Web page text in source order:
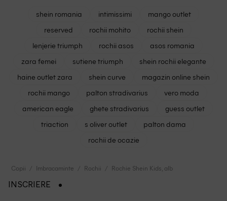
shein romania intimissimi
mango outlet
reserved
rochii mohito
rochii shein
lenjerie triumph
rochii asos
asos romania
zara femei
sutiene triumph
shein rochii elegante
haine outlet zara
shein curve
magazin online shein
rochii mango
palton stradivarius
vero moda
american eagle
ghete stradivarius
guess outlet
triaction
s oliver outlet
palton dama
rochii de ocazie
Copii Imbracaminte Rochii Rochie Shein Kids, alb
INSCRIERE